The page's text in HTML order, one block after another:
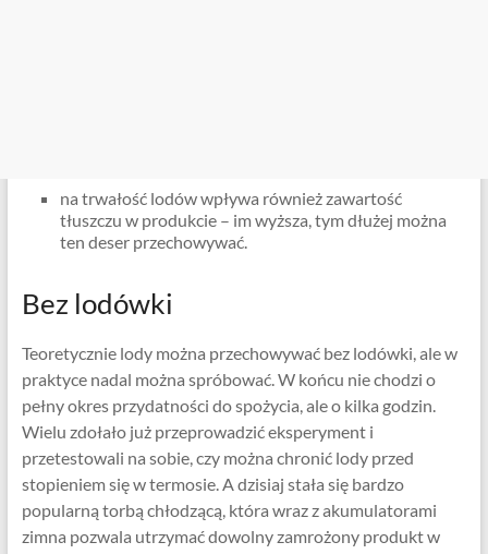
na trwałość lodów wpływa również zawartość
tłuszczu w produkcie – im wyższa, tym dłużej można
ten deser przechowywać.
Bez lodówki
Teoretycznie lody można przechowywać bez lodówki, ale w
praktyce nadal można spróbować. W końcu nie chodzi o
pełny okres przydatności do spożycia, ale o kilka godzin.
Wielu zdołało już przeprowadzić eksperyment i
przetestowali na sobie, czy można chronić lody przed
stopieniem się w termosie. A dzisiaj stała się bardzo
popularną torbą chłodzącą, która wraz z akumulatorami
zimna pozwala utrzymać dowolny zamrożony produkt w